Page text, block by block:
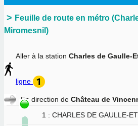
Feuille de route en métro
Miromesnil)
Aller à la station Charles de Gaulle-
ligne
En direction de Château de
1 : CHARLES DE GAULLE-